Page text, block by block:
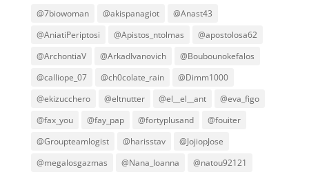
@7biowoman @akispanagiot
@Anast43
@AniatiPeriptosi
@Apistos_ntolmas
@apostolosa62
@ArchontiaV
@ArkadIvanovich
@Boubounokefalos
@calliope_07
@ch0colate_rain
@Dimm1000
@ekizucchero
@eltnutter @el__el__ant
@eva_figo
@fax_you
@fay_pap @fortyplusand
@fouiter
@Groupteamlogist
@harisstav
@JojiopJose
@megalosgazmas
@Nana_Ioanna
@natou92121